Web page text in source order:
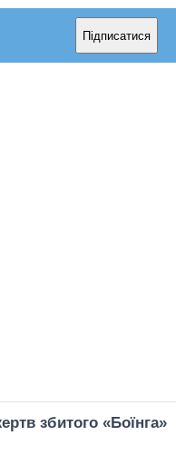
Підписатися
збитого «Боїнга»